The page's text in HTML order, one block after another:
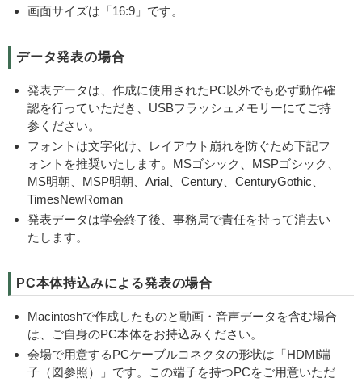
画面サイズは「16:9」です。
データ発表の場合
発表データは、作成に使用されたPC以外でも必ず動作確
認を行っていただき、USBフラッシュメモリーにてご持
参ください。
フォントは文字化け、レイアウト崩れを防ぐため下記フ
ォントを推奨いたします。MSゴシック、MSPゴシック、
MS明朝、MSP明朝、Arial、Century、CenturyGothic、
TimesNewRoman
発表データは学会終了後、事務局で責任を持って消去い
たします。
PC本体持込みによる発表の場合
Macintoshで作成したものと動画・音声データを含む場合
は、ご自身のPC本体をお持込みください。
会場で用意するPCケーブルコネクタの形状は「HDMI端
子（図参照）」です。この端子を持つPCをご用意いただ